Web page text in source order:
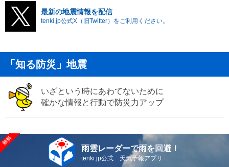
最新の地震情報を配信
tenki.jp公式X（旧Twitter）をご利用ください。
「知る防災」地震
いざという時にあわてないために
確かな情報と行動で防災力アップ
雨雲レーダーで雨を回避！
tenki.jp公式 天気予報アプリ